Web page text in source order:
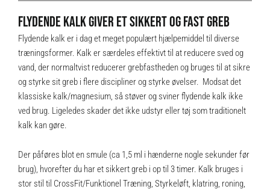
FLYDENDE KALK GIVER ET SIKKERT OG FAST GREB
Flydende kalk er i dag et meget populært hjælpemiddel til diverse
træningsformer. Kalk er særdeles effektivt til at reducere sved og
vand, der normaltvist reducerer grebfastheden og bruges til at sikre
og styrke sit greb i flere discipliner og styrke øvelser. Modsat det
klassiske kalk/magnesium, så støver og sviner flydende kalk ikke
ved brug. Ligeledes skader det ikke udstyr eller tøj som traditionelt
kalk kan gøre.
Der påføres blot en smule (ca 1,5 ml i hænderne nogle sekunder før
brug), hvorefter du har et sikkert greb i op til 3 timer. Kalk bruges i
stor stil til CrossFit/Funktionel Træning, Styrkeløft, klatring, roning,